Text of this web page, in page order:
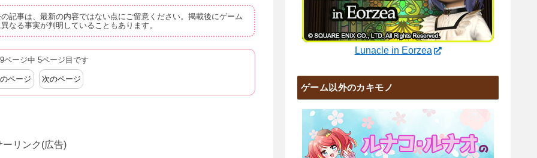
記事は、最新の内容ではない点にご留意ください。掲載後にゲーム
なる事実が判明していることもあります。
ページ中 5ページ目です
ページ 次のページ
ーリンク(広告)
Lunacle in Eorzea
ゲーム以外のカキモノ